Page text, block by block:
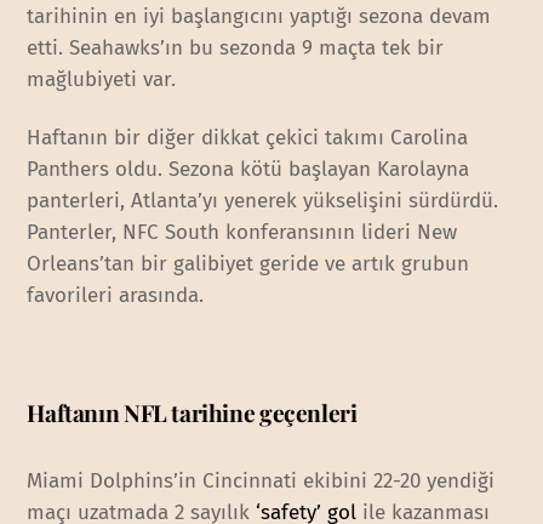
tarihinin en iyi başlangıcını yaptığı sezona devam
etti. Seahawks’ın bu sezonda 9 maçta tek bir
mağlubiyeti var.
Haftanın bir diğer dikkat çekici takımı Carolina
Panthers oldu. Sezona kötü başlayan Karolayna
panterleri, Atlanta’yı yenerek yükselişini sürdürdü.
Panterler, NFC South konferansının lideri New
Orleans’tan bir galibiyet geride ve artık grubun
favorileri arasında.
Haftanın NFL tarihine geçenleri
Miami Dolphins’in Cincinnati ekibini 22-20 yendiği
maçı uzatmada 2 sayılık‘safety’ gol ile kazanması